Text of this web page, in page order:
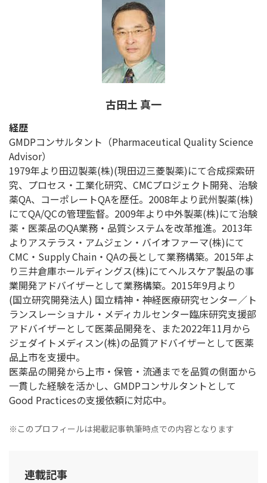
古田土 真一
経歴
GMDPコンサルタント（Pharmaceutical Quality Science
Advisor）
1979年より田辺製薬(株)(現田辺三菱製薬)にて合成探索研
究、プロセス・工業化研究、CMCプロジェクト開発、治験
薬QA、コーポレートQAを歴任。2008年より武州製薬(株)
にてQA/QCの管理監督。2009年より中外製薬(株)にて治験
薬・医薬品のQA業務・品質システムを改革推進。2013年
よりアステラス・アムジェン・バイオファーマ(株)にて
CMC・Supply Chain・QAの長として業務構築。2015年よ
り三井倉庫ホールディングス(株)にてヘルスケア製品の事
業開発アドバイザーとして業務構築。2015年9月より
(国立研究開発法人) 国立精神・神経医療研究センター／ト
ランスレーショナル・メディカルセンター臨床研究支援部
アドバイザーとして医薬品開発を、また2022年11月から
ジェダイトメディスン(株)の品質アドバイザーとして医薬
品上市を支援中。
医薬品の開発から上市・保管・流通までを品質の側面から
一貫した経験を活かし、GMDPコンサルタントとして
Good Practicesの支援依頼に対応中。
※このプロフィールは掲載記事執筆時点での内容となります
連載記事